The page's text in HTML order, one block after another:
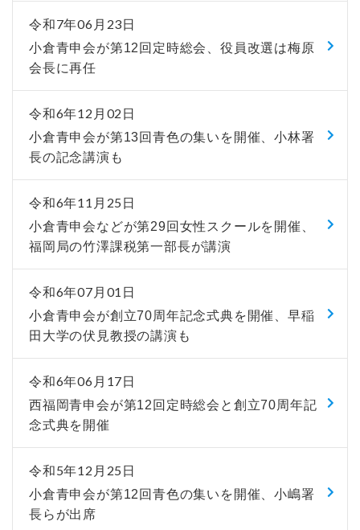
令和7年06月23日
小倉青申会が第12回定時総会、役員改選は梅原
会長に再任
令和6年12月02日
小倉青申会が第13回青色の集いを開催、小林署
長の記念講演も
令和6年11月25日
小倉青申会などが第29回女性スクールを開催、
福岡局の竹澤課税第一部長が講演
令和6年07月01日
小倉青申会が創立70周年記念式典を開催、早稲
田大学の伏見教授の講演も
令和6年06月17日
西福岡青申会が第12回定時総会と創立70周年記
念式典を開催
令和5年12月25日
小倉青申会が第12回青色の集いを開催、小嶋署
長らが出席